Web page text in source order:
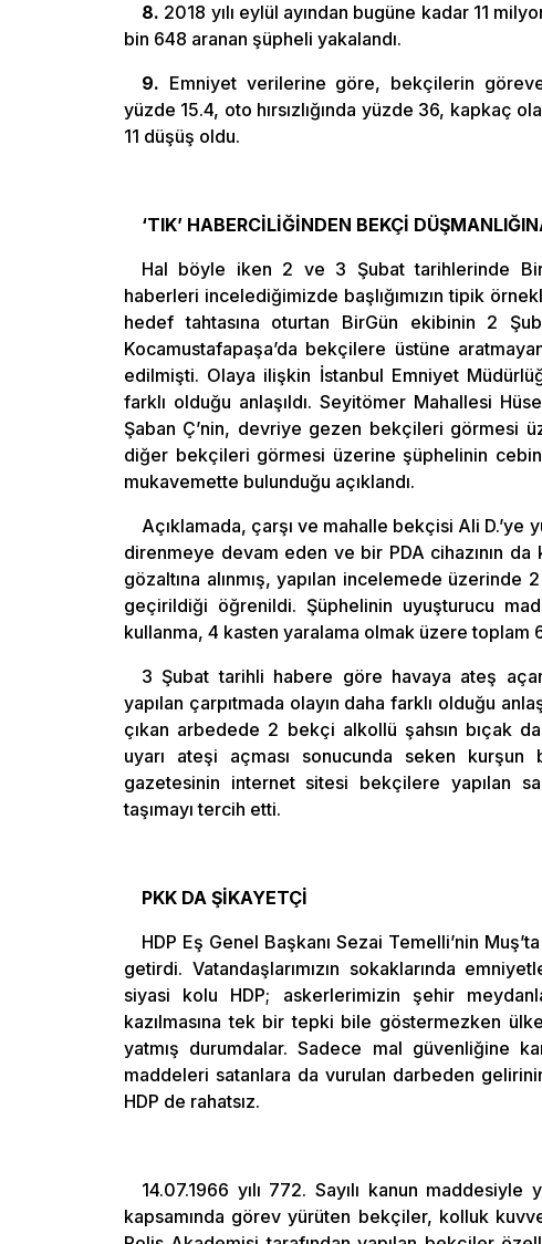
8. 2018 yılı eylül ayından bugüne kadar 11
bin 648 aranan şüpheli yakalandı.
9. Emniyet verilerine göre, bekçilerin göreve
yüzde 15.4, oto hırsızlığında yüzde 36, kapkaç
11 düşüş oldu.
‘TIK’ HABERCİLİĞİNDEN BEKÇİ
Hal böyle iken 2 ve 3 Şubat tarihlerinde
haberleri incelediğimizde başlığımızın tipik
hedef tahtasına oturtan BirGün ekibinin 2
Kocamustafapaşa’da bekçilere üstüne
edilmişti. Olaya ilişkin İstanbul Emniyet
farklı olduğu anlaşıldı. Seyitömer Mahallesi
Şaban Ç’nin, devriye gezen bekçileri görmesi
diğer bekçileri görmesi üzerine şüphelinin
mukavemette bulunduğu açıklandı.
Açıklamada, çarşı ve mahalle bekçisi Ali D.’ye
direnmeye devam eden ve bir PDA cihazının da
gözaltına alınmış, yapılan incelemede
geçirildiği öğrenildi. Şüphelinin uyuşturucu
kullanma, 4 kasten yaralama olmak üzere toplam
3 Şubat tarihli habere göre havaya ateş
yapılan çarpıtmada olayın daha farklı olduğu
çıkan arbedede 2 bekçi alkollü şahsın bıçak
uyarı ateşi açması sonucunda seken kurşun
gazetesinin internet sitesi bekçilere yapılan
taşımayı tercih etti.
PKK DA ŞİKAYETÇİ
HDP Eş Genel Başkanı Sezai Temelli’nin
getirdi. Vatandaşlarımızın sokaklarında
siyasi kolu HDP; askerlerimizin şehir
kazılmasına tek bir tepki bile göstermezken
yatmış durumdalar. Sadece mal güvenliğine
maddeleri satanlara da vurulan darbeden
HDP de rahatsız.
14.07.1966 yılı 772. Sayılı kanun
kapsamında görev yürüten bekçiler, kolluk